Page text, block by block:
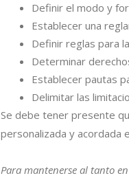
Definir el modo y
Establecer una
Definir reglas para
Determinar
Establecer pautas
Delimitar las
Se debe tener presente
personalizada y acordada
Para mantenerse al tanto